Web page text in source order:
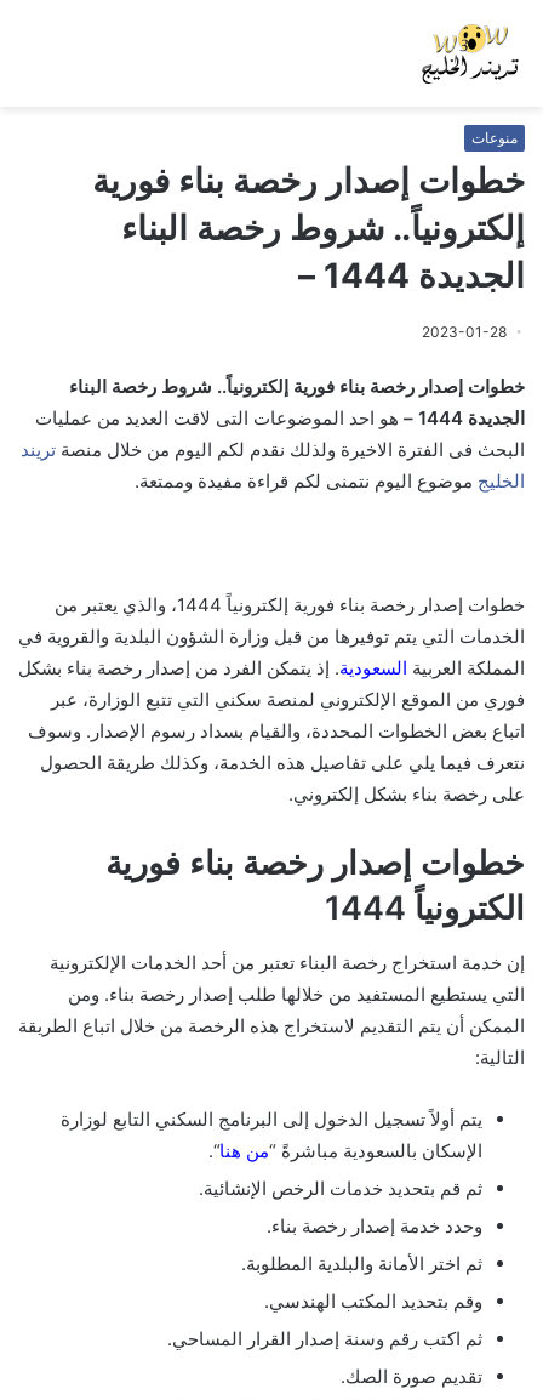
منوعات
خطوات إصدار رخصة بناء فورية
إلكترونياً.. شروط رخصة البناء
الجديدة 1444 –
2023-01-28
خطوات إصدار رخصة بناء فورية إلكترونياً.. شروط رخصة البناء
الجديدة 1444 –
هو احد الموضوعات التى لاقت العديد من عمليات
البحث فى الفترة الاخيرة ولذلك نقدم لكم اليوم من خلال منصة تريند
الخليج موضوع اليوم نتمنى لكم قراءة مفيدة وممتعة.
خطوات إصدار رخصة بناء فورية إلكترونياً 1444، والذي يعتبر من
الخدمات التي يتم توفيرها من قبل وزارة الشؤون البلدية والقروية في
المملكة العربية السعودية. إذ يتمكن الفرد من إصدار رخصة بناء بشكل
فوري من الموقع الإلكتروني لمنصة سكني التي تتبع الوزارة، عبر
اتباع بعض الخطوات المحددة، والقيام بسداد رسوم الإصدار. وسوف
نتعرف فيما يلي على تفاصيل هذه الخدمة، وكذلك طريقة الحصول
على رخصة بناء بشكل إلكتروني.
خطوات إصدار رخصة بناء فورية
الكترونياً 1444
إن خدمة استخراج رخصة البناء تعتبر من أحد الخدمات الإلكترونية
التي يستطيع المستفيد من خلالها طلب إصدار رخصة بناء. ومن
الممكن أن يتم التقديم لاستخراج هذه الرخصة من خلال اتباع الطريقة
التالية:
يتم أولاً تسجيل الدخول إلى البرنامج السكني التابع لوزارة
الإسكان بالسعودية مباشرةً “من هنا“.
ثم قم بتحديد خدمات الرخص الإنشائية.
وحدد خدمة إصدار رخصة بناء.
ثم اختر الأمانة والبلدية المطلوبة.
وقم بتحديد المكتب الهندسي.
ثم اكتب رقم وسنة إصدار القرار المساحي.
تقديم صورة الصك.